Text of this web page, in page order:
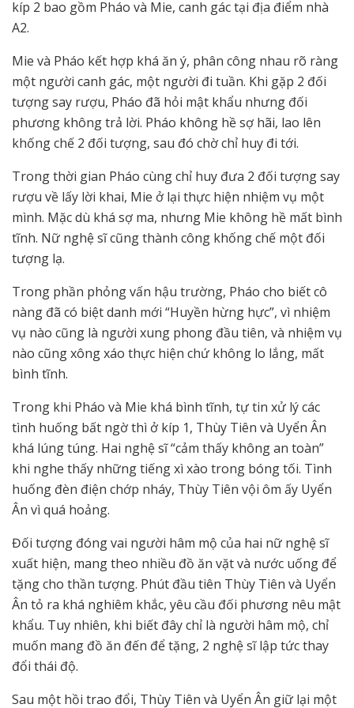
kíp 2 bao gồm Pháo và Mie, canh gác tại địa điểm nhà
A2.
Mie và Pháo kết hợp khá ăn ý, phân công nhau rõ ràng
một người canh gác, một người đi tuần. Khi gặp 2 đối
tượng say rượu, Pháo đã hỏi mật khẩu nhưng đối
phương không trả lời. Pháo không hề sợ hãi, lao lên
khống chế 2 đối tượng, sau đó chờ chỉ huy đi tới.
Trong thời gian Pháo cùng chỉ huy đưa 2 đối tượng say
rượu về lấy lời khai, Mie ở lại thực hiện nhiệm vụ một
mình. Mặc dù khá sợ ma, nhưng Mie không hề mất bình
tĩnh. Nữ nghệ sĩ cũng thành công khống chế một đối
tượng lạ.
Trong phần phỏng vấn hậu trường, Pháo cho biết cô
nàng đã có biệt danh mới “Huyền hừng hực”, vì nhiệm
vụ nào cũng là người xung phong đầu tiên, và nhiệm vụ
nào cũng xông xáo thực hiện chứ không lo lắng, mất
bình tĩnh.
Trong khi Pháo và Mie khá bình tĩnh, tự tin xử lý các
tình huống bất ngờ thì ở kíp 1, Thùy Tiên và Uyển Ân
khá lúng túng. Hai nghệ sĩ “cảm thấy không an toàn”
khi nghe thấy những tiếng xì xào trong bóng tối. Tình
huống đèn điện chớp nháy, Thùy Tiên vội ôm ấy Uyển
Ân vì quá hoảng.
Đối tượng đóng vai người hâm mộ của hai nữ nghệ sĩ
xuất hiện, mang theo nhiều đồ ăn vặt và nước uống để
tặng cho thần tượng. Phút đầu tiên Thùy Tiên và Uyển
Ân tỏ ra khá nghiêm khắc, yêu cầu đối phương nêu mật
khẩu. Tuy nhiên, khi biết đây chỉ là người hâm mộ, chỉ
muốn mang đồ ăn đến để tặng, 2 nghệ sĩ lập tức thay
đổi thái độ.
Sau một hồi trao đổi, Thùy Tiên và Uyển Ân giữ lại một